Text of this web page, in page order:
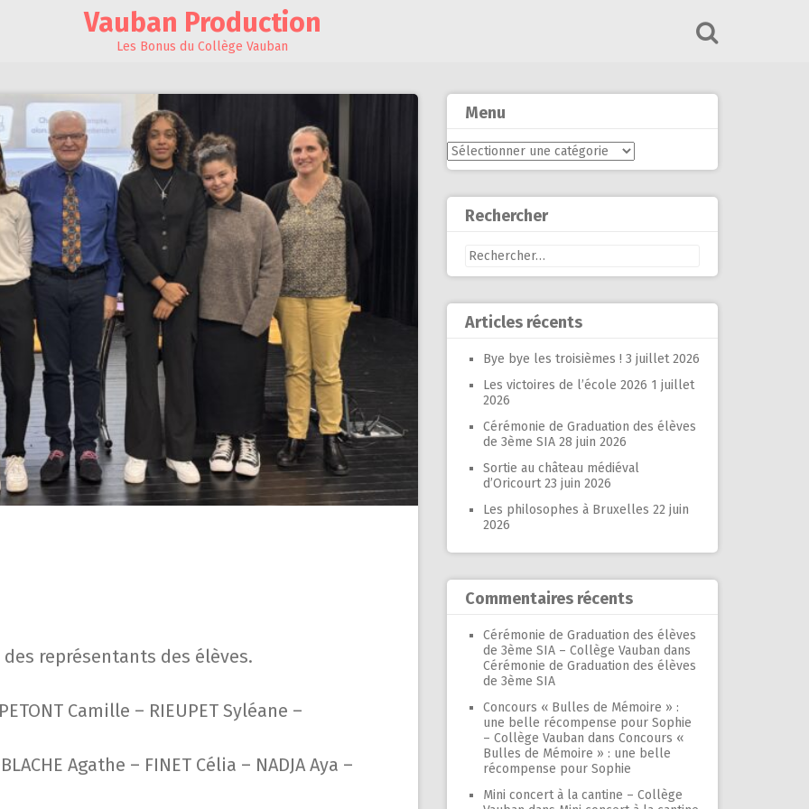
Vauban Production
Les Bonus du Collège Vauban
représentants des élèves.
Camille – RIEUPET Syléane –
Agathe – FINET Célia – NADJA Aya –
Menu
Menu
Rechercher
Rechercher :
Articles récents
Bye bye les troisièmes ! 3 juillet 2026
Les victoires de l’école 2026 1 juillet
2026
Cérémonie de Graduation des élèves
de 3ème SIA 28 juin 2026
Sortie au château médiéval
d’Oricourt 23 juin 2026
Les philosophes à Bruxelles 22 juin
2026
Commentaires récents
Cérémonie de Graduation des élèves
de 3ème SIA – Collège Vauban dans
Cérémonie de Graduation des élèves
de 3ème SIA
Concours « Bulles de Mémoire » :
une belle récompense pour Sophie
– Collège Vauban dans Concours «
Bulles de Mémoire » : une belle
récompense pour Sophie
Mini concert à la cantine – Collège